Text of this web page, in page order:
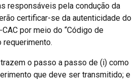
responsáveis pela condução da
certificar-se da autenticidade do
por meio do “Código de
requerimento.
o passo a passo de (i) como
que deve ser transmitido; e